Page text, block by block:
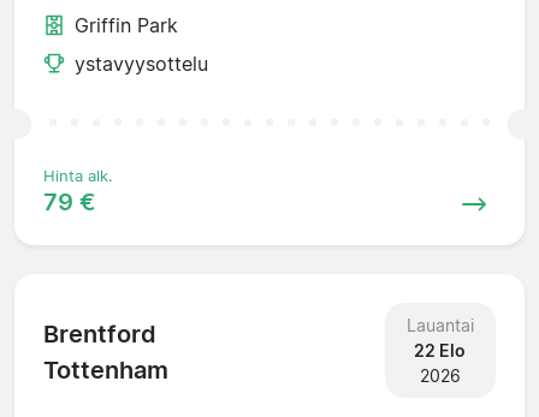
Griffin Park
ystavyysottelu
Hinta alk.
79 €
Brentford
Tottenham
Lauantai
22 Elo
2026